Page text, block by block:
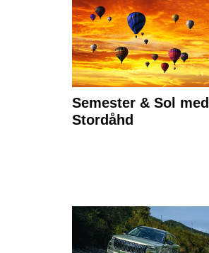
Semester & Sol med
Stordåhd